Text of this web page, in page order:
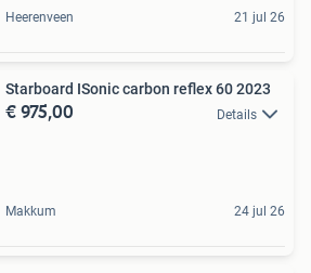
Heerenveen 21 jul 26
Starboard ISonic carbon reflex 60 2023
€ 975,00 Details
Makkum 24 jul 26